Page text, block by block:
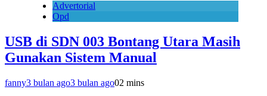
Advertorial
Opd
USB di SDN 003 Bontang Utara Masih
Gunakan Sistem Manual
fanny3 bulan ago3 bulan ago02 mins